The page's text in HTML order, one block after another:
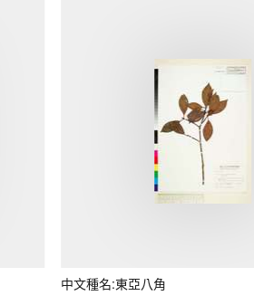
中文種名:東亞八角